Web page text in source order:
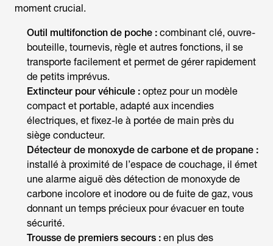
moment crucial.
Outil multifonction de poche : combinant clé, ouvre-
bouteille, tournevis, règle et autres fonctions, il se
transporte facilement et permet de gérer rapidement
de petits imprévus.
Extincteur pour véhicule : optez pour un modèle
compact et portable, adapté aux incendies
électriques, et fixez-le à portée de main près du
siège conducteur.
Détecteur de monoxyde de carbone et de propane :
installé à proximité de l’espace de couchage, il émet
une alarme aiguë dès détection de monoxyde de
carbone incolore et inodore ou de fuite de gaz, vous
donnant un temps précieux pour évacuer en toute
sécurité.
Trousse de premiers secours : en plus des